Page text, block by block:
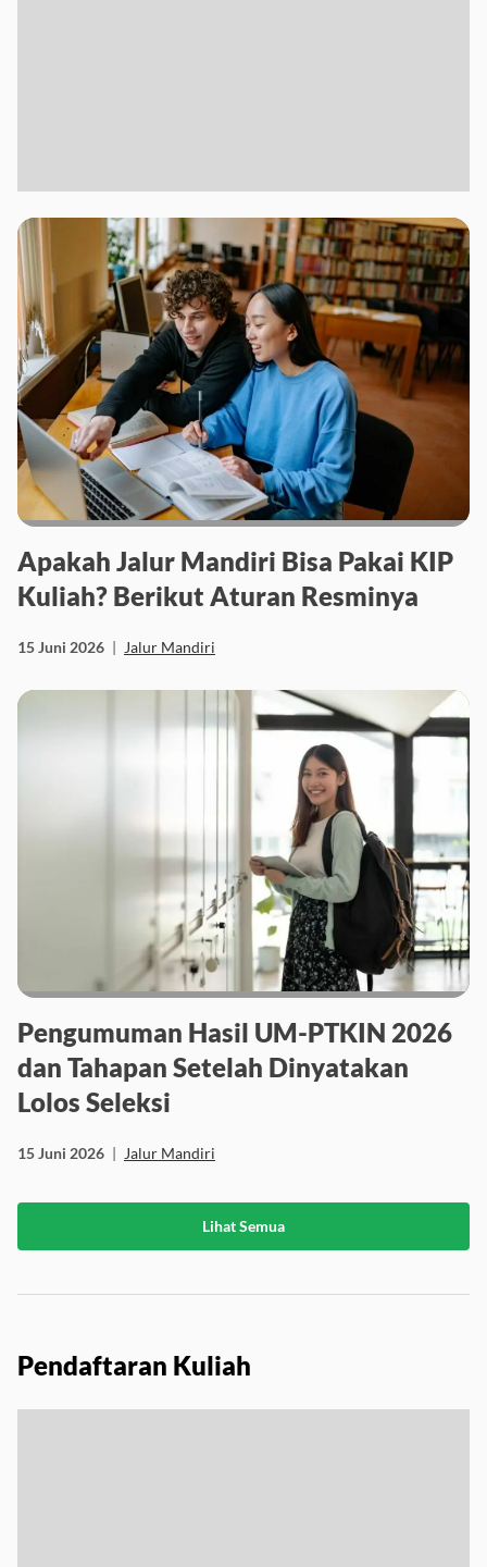
Apakah Jalur Mandiri Bisa Pakai KIP
Kuliah? Berikut Aturan Resminya
15 Juni 2026 | Jalur Mandiri
Pengumuman Hasil UM-PTKIN 2026
dan Tahapan Setelah Dinyatakan
Lolos Seleksi
15 Juni 2026 | Jalur Mandiri
Lihat Semua
Pendaftaran Kuliah